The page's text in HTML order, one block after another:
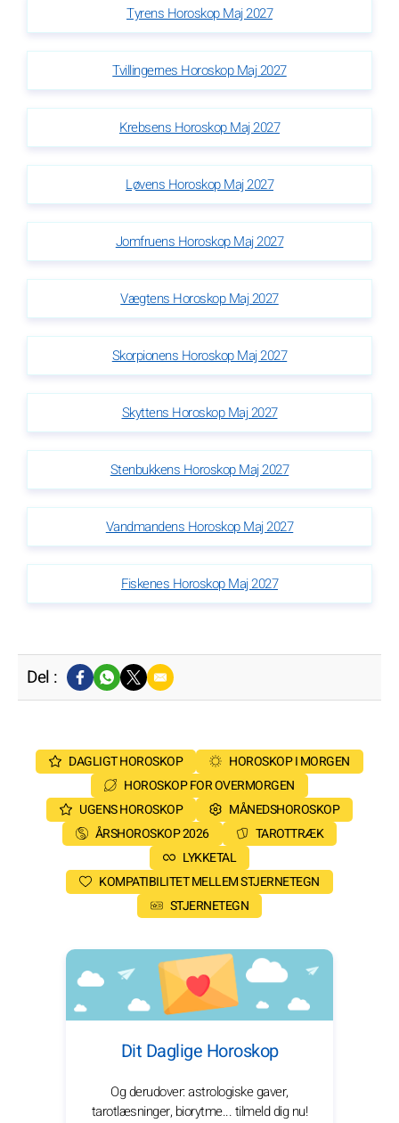
Tyrens Horoskop Maj 2027
Tvillingernes Horoskop Maj 2027
Krebsens Horoskop Maj 2027
Løvens Horoskop Maj 2027
Jomfruens Horoskop Maj 2027
Vægtens Horoskop Maj 2027
Skorpionens Horoskop Maj 2027
Skyttens Horoskop Maj 2027
Stenbukkens Horoskop Maj 2027
Vandmandens Horoskop Maj 2027
Fiskenes Horoskop Maj 2027
Del :
DAGLIGT HOROSKOP
HOROSKOP I MORGEN
HOROSKOP FOR OVERMORGEN
UGENS HOROSKOP
MÅNEDSHOROSKOP
ÅRSHOROSKOP 2026
TAROTTRÆK
LYKKETAL
KOMPATIBILITET MELLEM STJERNETEGN
STJERNETEGN
Dit Daglige Horoskop
Og derudover: astrologiske gaver,
tarotlæsninger, biorytme... tilmeld dig nu!